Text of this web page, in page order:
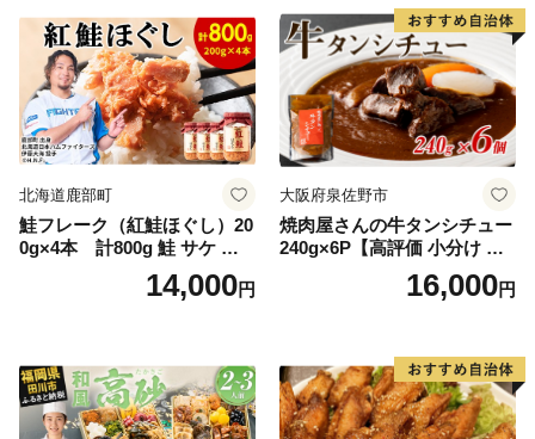
ー ギフト お取り寄せ 日高市
北海道鹿部町
鮭フレーク（紅鮭ほぐし）20
0g×4本 計800g 鮭 サケ 鮭
ほぐし サケフレーク シャケ
フレーク 鮭フレーク14,000円
大阪府泉佐野市
焼肉屋さんの牛タンシチュー
240g×6P【高評価 小分け 惣
菜 牛たん 一人暮らし 冷凍】
16,000円